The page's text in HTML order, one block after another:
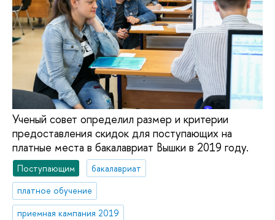
Ученый совет определил размер и критерии
предоставления скидок для поступающих на
платные места в бакалавриат Вышки в 2019 году.
Поступающим
бакалавриат
платное обучение
приемная кампания 2019